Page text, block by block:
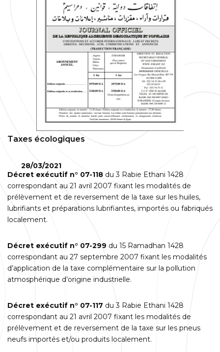
Taxes écologiques
28/03/2021
Décret exécutif n° 07-118 du 3 Rabie Ethani 1428
correspondant au 21 avril 2007 fixant les modalités de
prélèvement et de reversement de la taxe sur les huiles,
lubrifiants et préparations lubrifiantes, importés ou fabriqués
localement.
Décret exécutif n° 07-299 du 15 Ramadhan 1428
correspondant au 27 septembre 2007 fixant les modalités
d’application de la taxe complémentaire sur la pollution
atmosphérique d’origine industrielle.
Décret exécutif n° 07-117 du 3 Rabie Ethani 1428
correspondant au 21 avril 2007 fixant les modalités de
prélèvement et de reversement de la taxe sur les pneus
neufs importés et/ou produits localement.